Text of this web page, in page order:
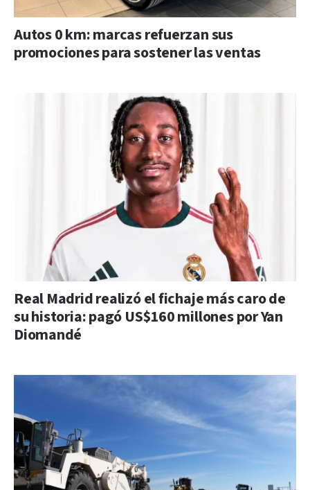
Autos 0 km: marcas refuerzan sus
promociones para sostener las ventas
Real Madrid realizó el fichaje más caro de
su historia: pagó US$160 millones por Yan
Diomandé